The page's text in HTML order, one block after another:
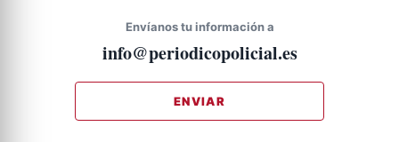
Envíanos tu información a
info@periodicopolicial.es
ENVIAR